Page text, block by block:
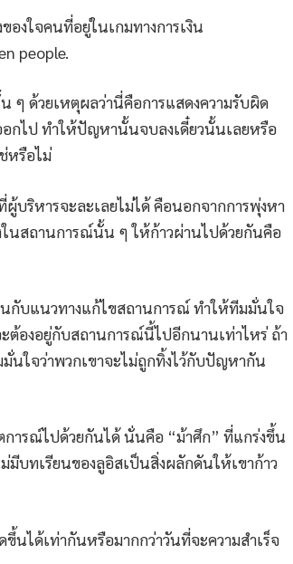
องใจคนที่อยู่ในเกมทางการเงิน
people.
ๆ ด้วยเหตุผลว่านี่คือการแสดงความรับผิด
กไป ทำให้ปัญหานั้นจบลงเดี๋ยวนั้นเลยหรือ
หรือไม่
บริหารจะละเลยไม่ได้ คือนอกจากการพุ่งหา
นสถานการณ์นั้น ๆ ให้ก้าวผ่านไปด้วยกันคือ
กับแนวทางแก้ไขสถานการณ์ ทำให้ทีมมั่นใจ
ต้องอยู่กับสถานการณ์นี้ไปอีกนานเท่าไหร่ ถ้า
นใจว่าพวกเขาจะไม่ถูกทิ้งไว้กับปัญหากัน
ารณ์ไปด้วยกันได้ นั่นคือ “ม้าศึก” ที่แกร่งขึ้น
บทเรียนของลูอิสเป็นสิ่งผลักดันให้เขาก้าว
นได้เท่ากันหรือมากกว่าวันที่จะความสำเร็จ